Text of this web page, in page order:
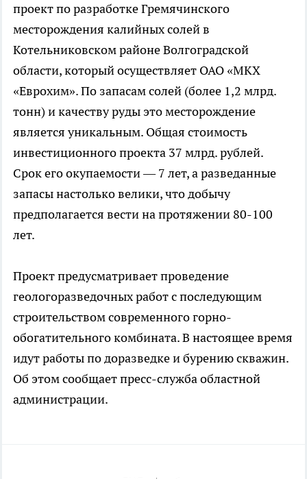
проект по разработке Гремячинского
месторождения калийных солей в
Котельниковском районе Волгоградской
области, который осуществляет ОАО «МКХ
«Еврохим». По запасам солей (более 1,2 млрд.
тонн) и качеству руды это месторождение
является уникальным. Общая стоимость
инвестиционного проекта 37 млрд. рублей.
Срок его окупаемости — 7 лет, а разведанные
запасы настолько велики, что добычу
предполагается вести на протяжении 80-100
лет.
Проект предусматривает проведение
геологоразведочных работ с последующим
строительством современного горно-
обогатительного комбината. В настоящее время
идут работы по доразведке и бурению скважин.
Об этом сообщает пресс-служба областной
администрации.